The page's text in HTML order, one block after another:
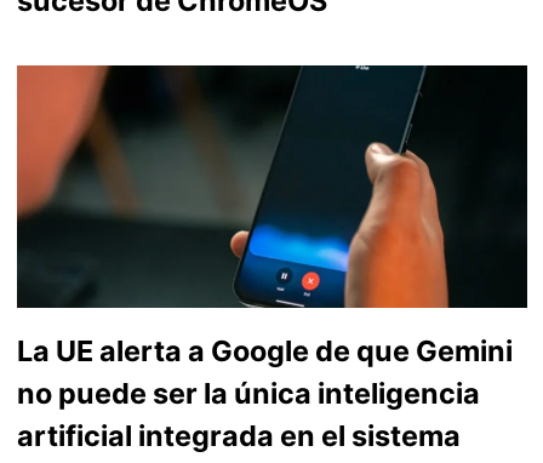
La UE alerta a Google de que Gemini
no puede ser la única inteligencia
artificial integrada en el sistema